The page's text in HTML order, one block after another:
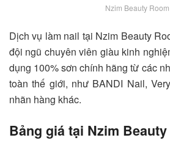
Nzim Beauty Room
Dịch vụ làm nail tại Nzim Beauty
đội ngũ chuyên viên giàu kinh
dụng 100% sơn chính hãng từ các
toàn thế giới, như BANDI Nail,
nhãn hàng khác.
Bảng giá tại Nzim